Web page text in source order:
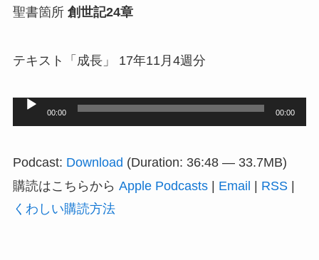
聖書箇所 創世記24章
テキスト「成長」 17年11月4週分
レ
ー
00:00 00:00
Podcast: Download (Duration: 36:48 — 33.7MB)
購読はこちらから Apple Podcasts| Email RSS|
くわしい購読方法